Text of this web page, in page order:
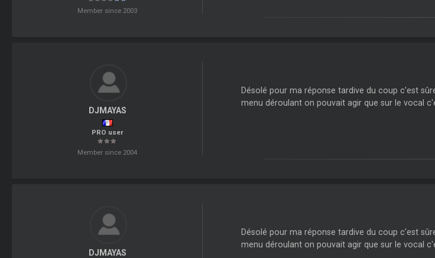
Member since 2003
DJMAYAS
PRO user
Member since 2004
Désolé pour ma réponse tardive du coup c'est
menu déroulant on pouvait agir que sur le vocal
DJMAYAS
Désolé pour ma réponse tardive du coup c'est
menu déroulant on pouvait agir que sur le vocal